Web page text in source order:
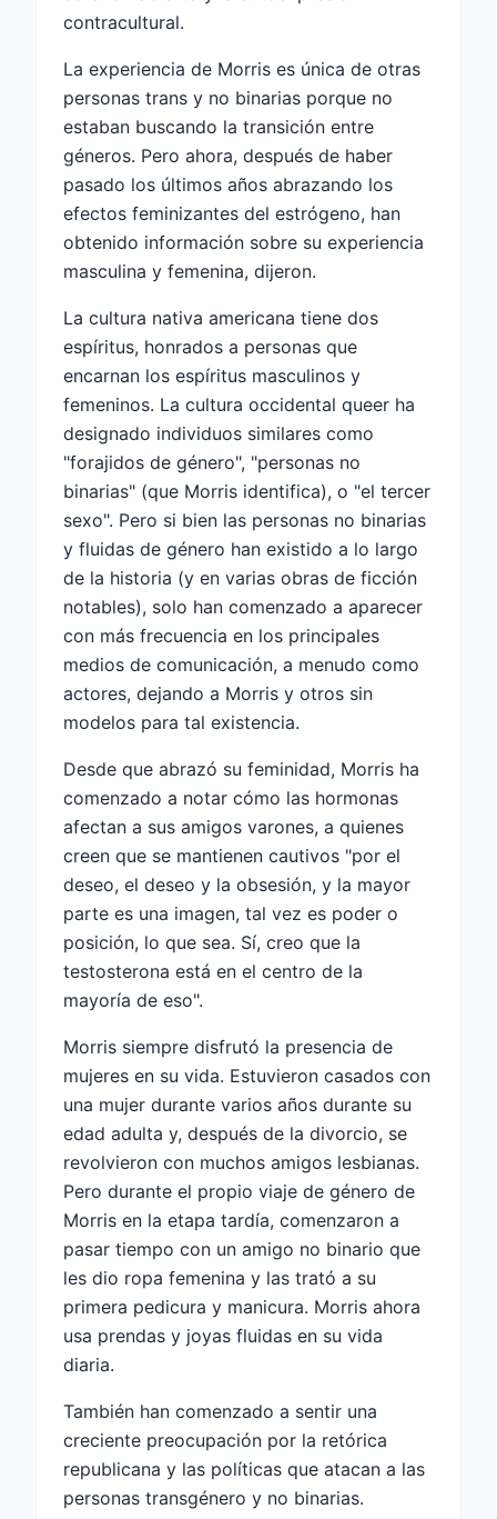
contracultural.
La experiencia de Morris es única de otras
personas trans y no binarias porque no
estaban buscando la transición entre
géneros. Pero ahora, después de haber
pasado los últimos años abrazando los
efectos feminizantes del estrógeno, han
obtenido información sobre su experiencia
masculina y femenina, dijeron.
La cultura nativa americana tiene dos
espíritus, honrados a personas que
encarnan los espíritus masculinos y
femeninos. La cultura occidental queer ha
designado individuos similares como
"forajidos de género", "personas no
binarias" (que Morris identifica), o "el tercer
sexo". Pero si bien las personas no binarias
y fluidas de género han existido a lo largo
de la historia (y en varias obras de ficción
notables), solo han comenzado a aparecer
con más frecuencia en los principales
medios de comunicación, a menudo como
actores, dejando a Morris y otros sin
modelos para tal existencia.
Desde que abrazó su feminidad, Morris ha
comenzado a notar cómo las hormonas
afectan a sus amigos varones, a quienes
creen que se mantienen cautivos "por el
deseo, el deseo y la obsesión, y la mayor
parte es una imagen, tal vez es poder o
posición, lo que sea. Sí, creo que la
testosterona está en el centro de la
mayoría de eso".
Morris siempre disfrutó la presencia de
mujeres en su vida. Estuvieron casados con
una mujer durante varios años durante su
edad adulta y, después de la divorcio, se
revolvieron con muchos amigos lesbianas.
Pero durante el propio viaje de género de
Morris en la etapa tardía, comenzaron a
pasar tiempo con un amigo no binario que
les dio ropa femenina y las trató a su
primera pedicura y manicura. Morris ahora
usa prendas y joyas fluidas en su vida
diaria.
También han comenzado a sentir una
creciente preocupación por la retórica
republicana y las políticas que atacan a las
personas transgénero y no binarias.